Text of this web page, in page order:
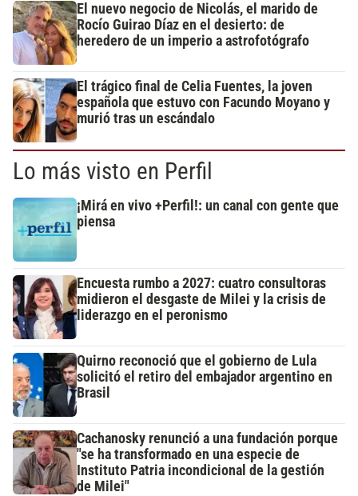
El nuevo negocio de Nicolás, el marido de
Rocío Guirao Díaz en el desierto: de
heredero de un imperio a astrofotógrafo
El trágico final de Celia Fuentes, la joven
española que estuvo con Facundo Moyano y
murió tras un escándalo
Lo más visto en Perfil
¡Mirá en vivo +Perfil!: un canal con gente que
piensa
Encuesta rumbo a 2027: cuatro consultoras
midieron el desgaste de Milei y la crisis de
liderazgo en el peronismo
Quirno reconoció que el gobierno de Lula
solicitó el retiro del embajador argentino en
Brasil
Cachanosky renunció a una fundación porque
"se ha transformado en una especie de
Instituto Patria incondicional de la gestión
de Milei"